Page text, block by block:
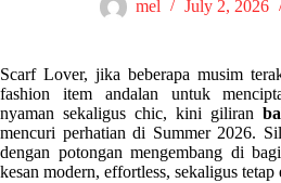
mel July 2, 2026
Scarf Lover, jika beberapa musim
fashion item andalan untuk
nyaman sekaligus chic, kini giliran
mencuri perhatian di Summer 2026.
dengan potongan mengembang di
kesan modern, effortless, sekaligus tetap